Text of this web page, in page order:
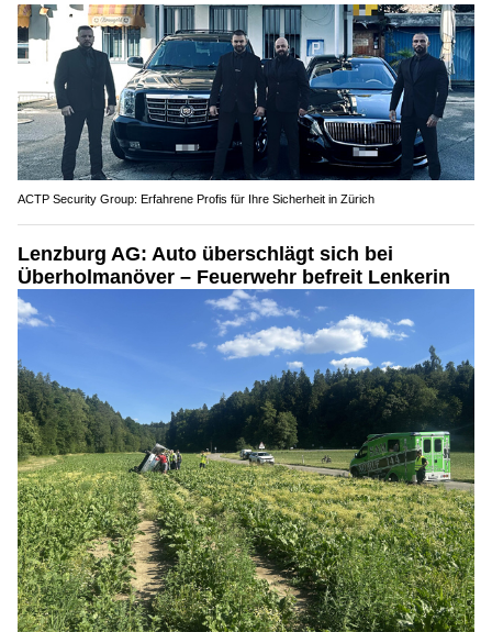
ACTP Security Group: Erfahrene Profis für Ihre Sicherheit in Zürich
Lenzburg AG: Auto überschlägt sich bei
Überholmanöver – Feuerwehr befreit Lenkerin